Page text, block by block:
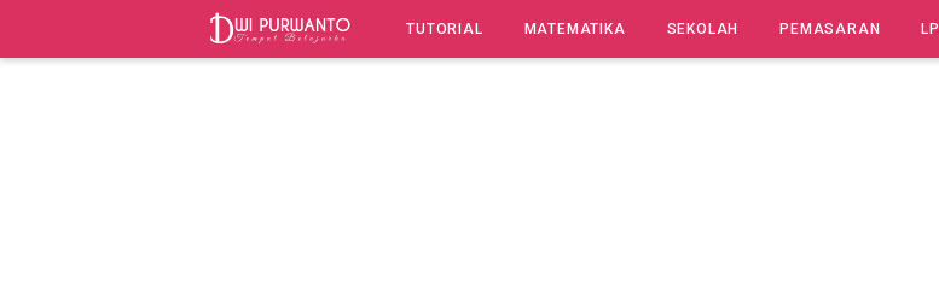
TUTORIAL MATEMATIKA SEKOLAH PEMASARAN